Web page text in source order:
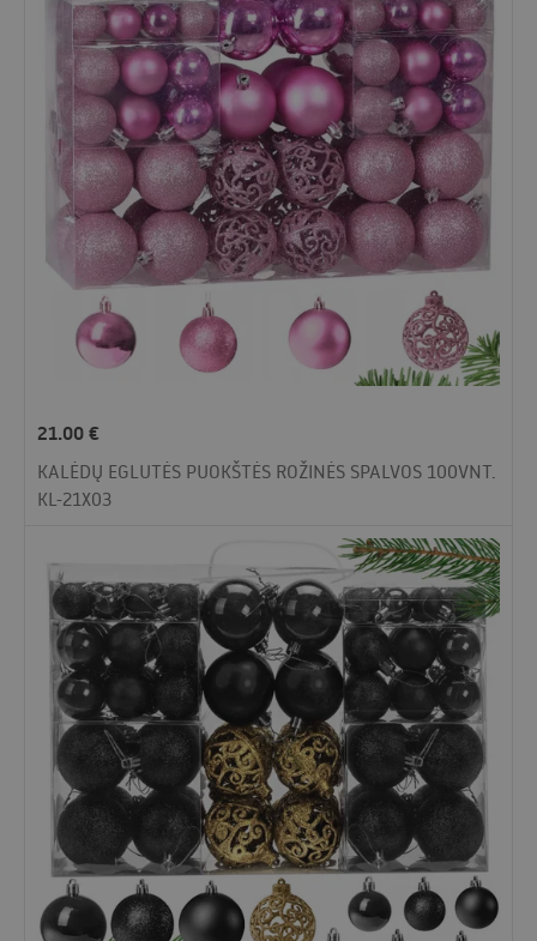
21.00€
KALĖDŲ EGLUTĖS PUOKŠTĖS ROŽINĖS SPALVOS 100VNT.
KL-21X03